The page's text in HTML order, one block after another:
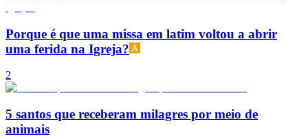
Porque é que uma missa em latim voltou a abrir
uma ferida na Igreja?
2
5 santos que receberam milagres por meio de
animais